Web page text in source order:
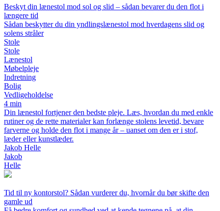
Beskyt din lænestol mod sol og slid – sådan bevarer du den flot i
længere tid
Sådan beskytter du din yndlingslænestol mod hverdagens slid og
solens stråler
Stole
Stole
Lænestol
Møbelpleje
Indretning
Bolig
Vedligeholdelse
4 min
Din lænestol fortjener den bedste pleje. Læs, hvordan du med enkle
rutiner og de rette materialer kan forlænge stolens levetid, bevare
farverne og holde den flot i mange år – uanset om den er i stof,
læder eller kunstlæder.
Jakob Helle
Jakob
Helle
Tid til ny kontorstol? Sådan vurderer du, hvornår du bør skifte den
gamle ud